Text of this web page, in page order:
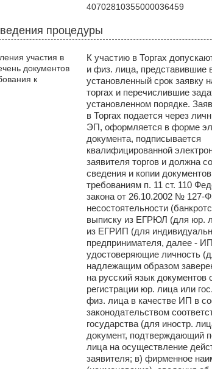
40702810355000036459
процедуры
участия в
документов
к
К участию в Торгах
и физ. лица, представившие
установленный срок заявку
торгах и перечислившие
установленном порядке.
в Торгах подается через
ЭП, оформляется в форме
документа, подписывается
квалифицированной
заявителя торгов и должна
сведения и копии
требованиям п. 11 ст. 110
закона от 26.10.2002 № 127-
несостоятельности
выписку из ЕГРЮЛ (для юр.
из ЕГРИП (для
предпринимателя, далее -
удостоверяющие личность
надлежащим образом
на русский язык документов
регистрации юр. лица или
физ. лица в качестве ИП в
законодательством
государства (для иностр.
документ, подтверждающий
лица на осуществление
заявителя; в) фирменное